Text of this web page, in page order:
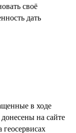
своё
дать
в ходе
на сайте
геосервисах